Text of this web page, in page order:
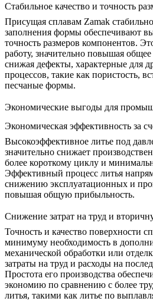
Стабильное качество и точность
Присущая сплавам Zamak
заполнения формы обеспечивают
точность размеров компонентов.
работу, значительно повышая
снижая дефекты, характерные для
процессов, такие как пористость,
песчаные формы.
Экономические выгоды для
Экономическая эффективность за
Высокоэффективное литье под
значительно снижает
более короткому циклу и
Эффективный процесс литья
снижению эксплуатационных и
повышая общую прибыльность.
Снижение затрат на труд и
Точность и качество поверхности
минимуму необходимость в
механической обработки или
затраты на труд и расходы на
Простота его производства
экономию по сравнению с более
литья, такими как литье по